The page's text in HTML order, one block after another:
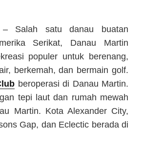
– Salah satu danau buatan
Serikat, Danau Martin
populer untuk berenang,
berkemah, dan bermain golf.
beroperasi di Danau Martin.
tepi laut dan rumah mewah
Martin. Kota Alexander City,
Gap, dan Eclectic berada di